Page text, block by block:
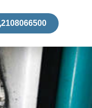
2108066500